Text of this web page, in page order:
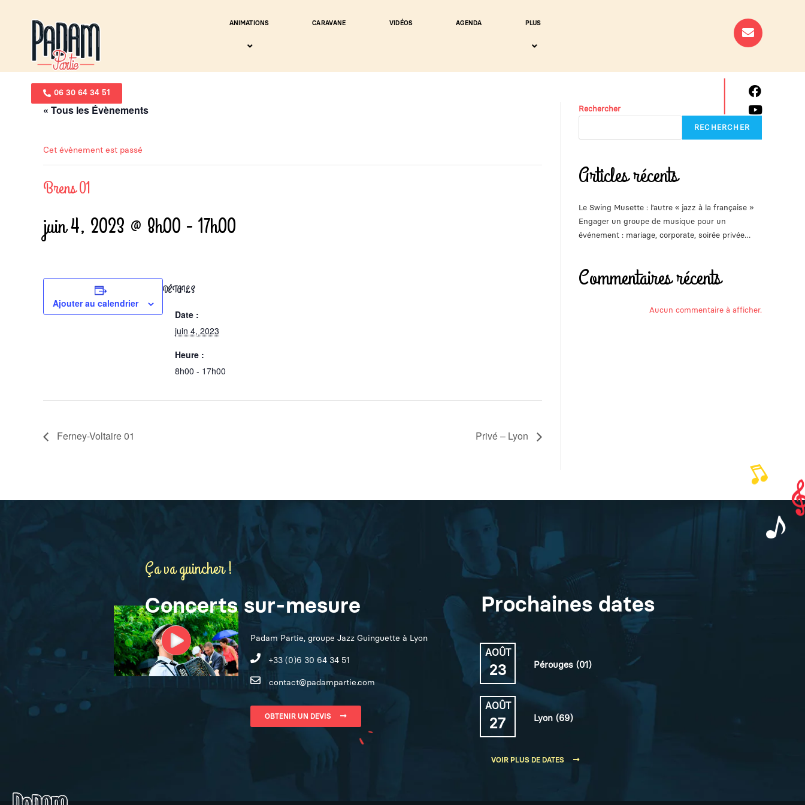
06 30 64 34 51
ANIMATIONS CARAVANE VIDÉOS AGENDA PLUS
« Tous les Évènements
Cet évènement est passé
Brens 01
juin 4, 2023 @ 8h00 - 17h00
Ajouter au calendrier
DÉTAILS
Date :
juin 4, 2023
Heure :
8h00 - 17h00
Ferney-Voltaire 01 Privé – Lyon
Rechercher
RECHERCHER
Articles récents
Le Swing Musette : l’autre « jazz à la française »
Engager un groupe de musique pour un
événement : mariage, corporate, soirée privée…
Commentaires récents
Aucun commentaire à afficher.
Ça va guincher !
Concerts sur-mesure Prochaines dates
Padam Partie, groupe Jazz Guinguette à Lyon
+33 (0)6 30 64 34 51
contact@padampartie.com
OBTENIR UN DEVIS
AOÛT
23 Pérouges (01)
AOÛT
27 Lyon (69)
VOIR PLUS DE DATES